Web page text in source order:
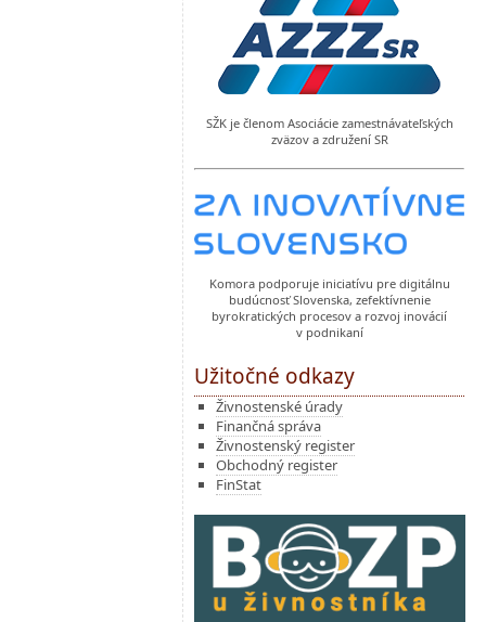
SŽK je členom Asociácie zamestnávateľských
zväzov a združení SR
Komora podporuje iniciatívu pre digitálnu
budúcnosť Slovenska, zefektívnenie
byrokratických procesov a rozvoj inovácií
v podnikaní
Užitočné odkazy
Živnostenské úrady
Finančná správa
Živnostenský register
Obchodný register
FinStat